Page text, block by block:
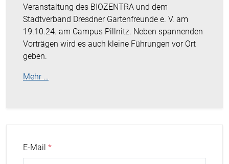
Veranstaltung des BIOZENTRA und dem
Stadtverband Dresdner Gartenfreunde e. V. am
19.10.24. am Campus Pillnitz. Neben spannenden
Vorträgen wird es auch kleine Führungen vor Ort
geben.
Mehr …
E-Mail